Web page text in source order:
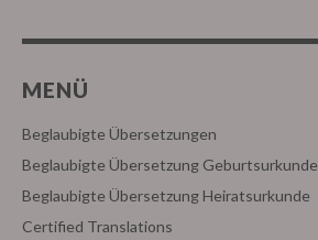
MENÜ
Beglaubigte Übersetzungen
Beglaubigte Übersetzung Geburtsurkunde
Beglaubigte Übersetzung Heiratsurkunde
Certified Translations